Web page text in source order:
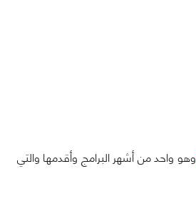
وهو واحد من أشهر البرامج وأقدمها والتي